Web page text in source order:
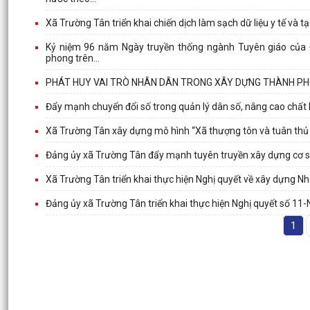
Xã Trường Tân triển khai chiến dịch làm sạch dữ liệu y tế và
Kỷ niệm 96 năm Ngày truyền thống ngành Tuyên giáo
phong trên...
PHÁT HUY VAI TRÒ NHÂN DÂN TRONG XÂY DỰNG THÀNH
Đẩy mạnh chuyển đổi số trong quản lý dân số, nâng cao
Xã Trường Tân xây dựng mô hình “Xã thượng tôn và tuân
Đảng ủy xã Trường Tân đẩy mạnh tuyên truyền xây dựng cơ
Xã Trường Tân triển khai thực hiện Nghị quyết về xây dựng
Đảng ủy xã Trường Tân triển khai thực hiện Nghị quyết số
1